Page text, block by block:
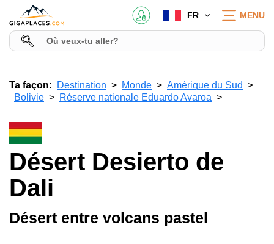
FR MENU
Ta façon: Destination Monde
Amérique du Sud
Bolivie
Réserve nationale Eduardo Avaroa
Désert Desierto de
Dali
Désert entre volcans pastel